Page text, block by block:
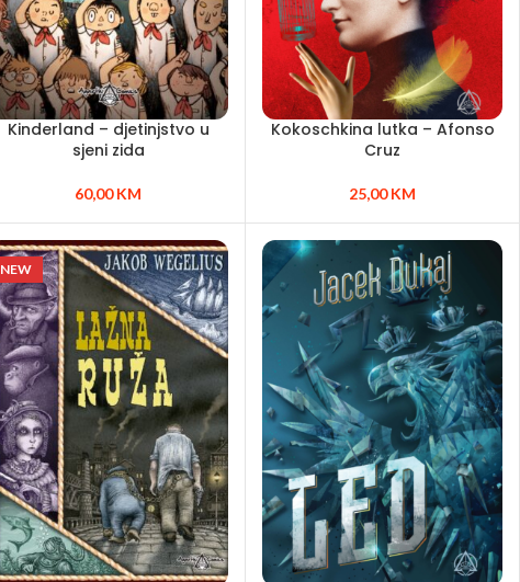
Kinderland – djetinjstvo u
sjeni zida
60,00KM
Kokoschkina lutka – Afonso
Cruz
25,00KM
NEW